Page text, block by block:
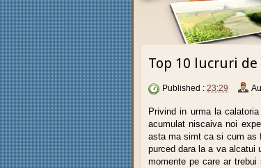
Top 10 lucruri
Published : 23:29
Privind in urma la
acumulat niscaiva noi
asta ma simt ca si cum as
purced dara la a va alcatui
momente pe care ar